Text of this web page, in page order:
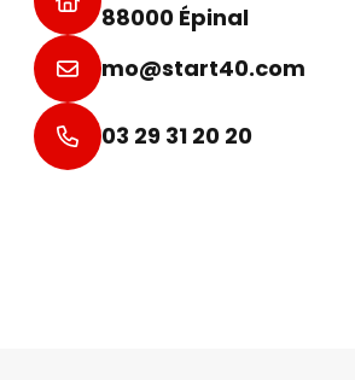
88000 Épinal
mo@start40.com
03 29 31 20 20